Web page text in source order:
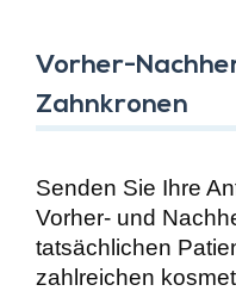
Vorher-
Zahnkronen
Senden Sie Ihre
Vorher- und
tatsächlichen
zahlreichen